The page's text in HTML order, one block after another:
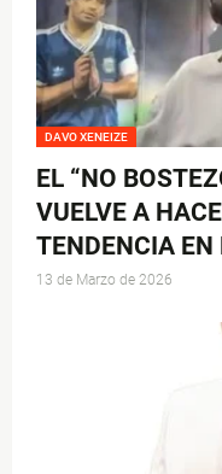
DAVO XENEIZE
EL “NO
VUELVE A
TENDENCIA EN
13 de Marzo de 2026